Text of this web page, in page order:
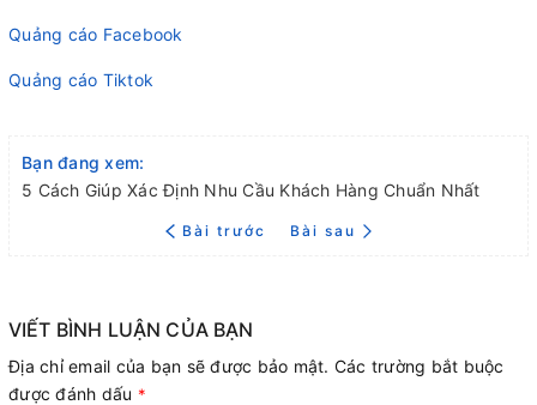
Quảng cáo Facebook
Quảng cáo Tiktok
Bạn đang xem:
5 Cách Giúp Xác Định Nhu Cầu Khách Hàng Chuẩn Nhất
Bài trước Bài sau
VIẾT BÌNH LUẬN CỦA BẠN
Địa chỉ email của bạn sẽ được bảo mật. Các trường bắt buộc
được đánh dấu *